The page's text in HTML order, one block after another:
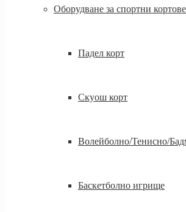
Оборудване за спортни кортове
Падел корт
Скуош корт
Волейболно/Тенисно/
Баскетболно игрище